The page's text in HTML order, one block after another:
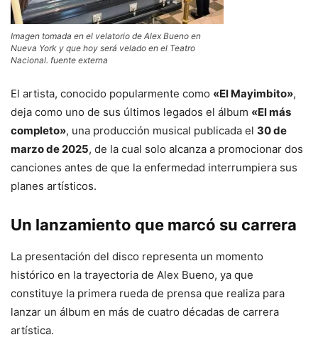
Imagen tomada en el velatorio de Alex Bueno en
Nueva York y que hoy será velado en el Teatro
Nacional. fuente externa
El artista, conocido popularmente como «El Mayimbito»,
deja como uno de sus últimos legados el álbum «El más
completo», una producción musical publicada el 30 de
marzo de 2025, de la cual solo alcanza a promocionar dos
canciones antes de que la enfermedad interrumpiera sus
planes artísticos.
Un lanzamiento que marcó su carrera
La presentación del disco representa un momento
histórico en la trayectoria de Alex Bueno, ya que
constituye la primera rueda de prensa que realiza para
lanzar un álbum en más de cuatro décadas de carrera
artística.